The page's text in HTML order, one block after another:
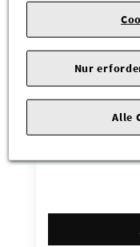
Nur
Alle